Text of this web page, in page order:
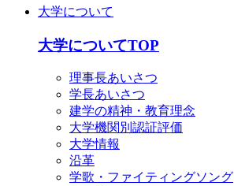
大学について
大学についてTOP
理事長あいさつ
学長あいさつ
建学の精神・教育理念
大学機関別認証評価
大学情報
沿革
学歌・ファイティングソング